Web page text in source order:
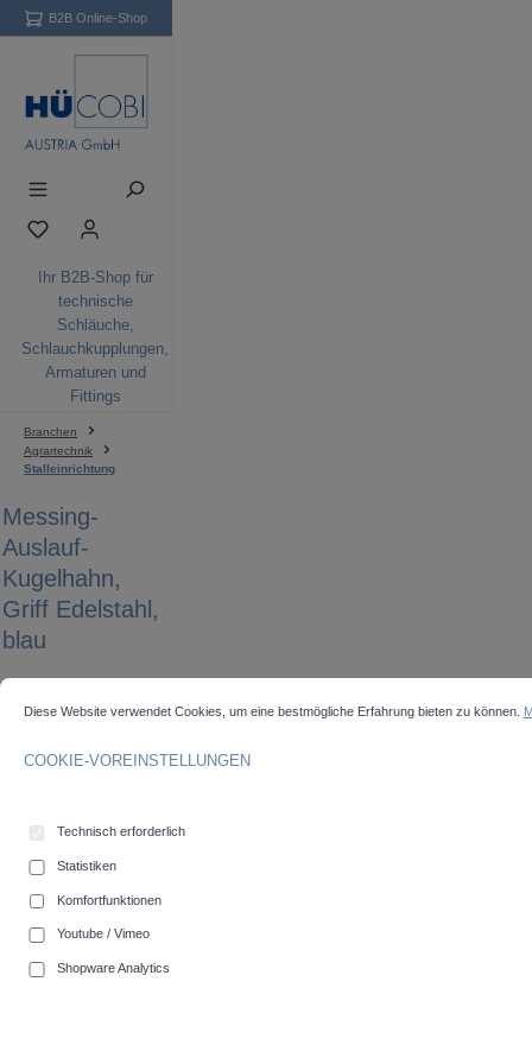
Zum Hauptinhalt springen
B2B Online-Shop
Ihr B2B-Shop für
technische
Schläuche,
Schlauchkupplungen,
Armaturen und
Fittings
Du hast 0 Produkte auf dem Merkzettel
Branchen
Agrartechnik
Stalleinrichtung
Messing-
Auslauf-
Kugelhahn,
Griff Edelstahl,
blau
Bildergalerie überspringen
COOKIE-VOREINSTELLUNGEN
Diese Website verwendet Cookies, um eine bestmögliche Erfahrung bieten zu können.
Diese Website verwendet Cookies, um eine bestmögliche Erfahrung bieten zu können.
COOKIE-VOREINSTELLUNGEN
Technisch erforderlich
Statistiken
Komfortfunktionen
Youtube / Vimeo
Shopware Analytics